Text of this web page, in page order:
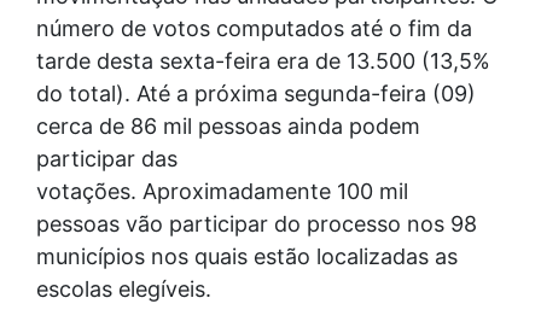
número de votos computados até o fim da
tarde desta sexta-feira era de 13.500 (13,5%
do total). Até a próxima segunda-feira (09)
cerca de 86 mil pessoas ainda podem
participar das
votações. Aproximadamente 100 mil
pessoas vão participar do processo nos 98
municípios nos quais estão localizadas as
escolas elegíveis.